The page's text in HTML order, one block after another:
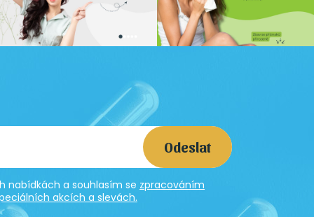
Odeslat
nabídkách a souhlasím se zpracováním
akcích a slevách.